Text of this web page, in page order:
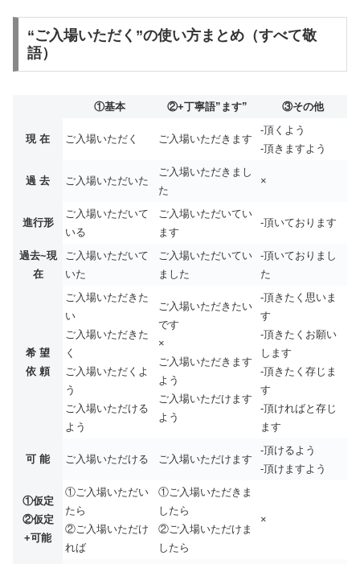
“ご入場いただく”の使い方まとめ（すべて敬
語）
①基本 ②+丁寧語”ます” ③その他
現 在 ご入場いただく ご入場いただきます
-頂くよう
-頂きますよう
過 去 ご入場いただいた
ご入場いただきまし
た
×
進行形
ご入場いただいて
いる
ご入場いただいてい
ます
-頂いております
過去~現
在
ご入場いただいて
いた
ご入場いただいてい
ました
-頂いておりまし
た
希 望
依 頼
ご入場いただきた
い
ご入場いただきた
く
ご入場いただくよ
う
ご入場いただける
よう
ご入場いただきたい
です
×
ご入場いただきます
よう
ご入場いただけます
よう
-頂きたく思いま
す
-頂きたくお願い
します
-頂きたく存じま
す
-頂ければと存じ
ます
可 能 ご入場いただける ご入場いただけます
-頂けるよう
-頂けますよう
①仮定
②仮定
+可能
①ご入場いただい
たら
②ご入場いただけ
れば
①ご入場いただきま
したら
②ご入場いただけま
したら
×